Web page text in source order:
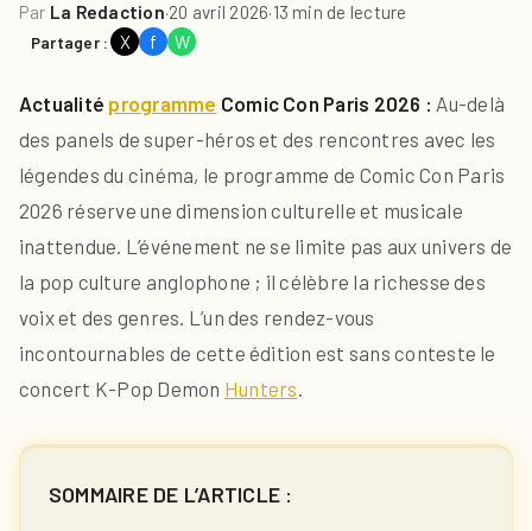
Par La Redaction·20 avril 2026·13 min de lecture
Partager : X f W
Actualité programme Comic Con Paris 2026 : Au-delà
des panels de super-héros et des rencontres avec les
légendes du cinéma, le programme de Comic Con Paris
2026 réserve une dimension culturelle et musicale
inattendue. L’événement ne se limite pas aux univers de
la pop culture anglophone ; il célèbre la richesse des
voix et des genres. L’un des rendez-vous
incontournables de cette édition est sans conteste le
concert K-Pop Demon Hunters.
SOMMAIRE DE L’ARTICLE :